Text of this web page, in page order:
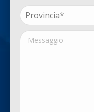
Provincia*
(Obbligatorio)
Messaggio